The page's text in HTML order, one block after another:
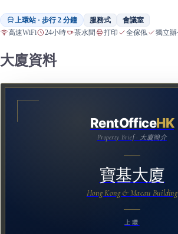
上環站 · 步行 2 分鐘 服務式 會議室
高速WiFi 24小時 茶水間 打印 全傢俬 獨立
大廈資料
RentOfficeHK
Property Brief · 大廈簡介
寶基大廈
Hong Kong & Macau Building
上環